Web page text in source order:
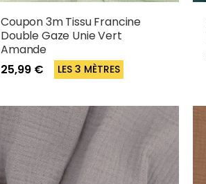
Coupon 3m Tissu Francine
Double Gaze Unie Vert
Amande
25,99 €
LES 3 MÈTRES